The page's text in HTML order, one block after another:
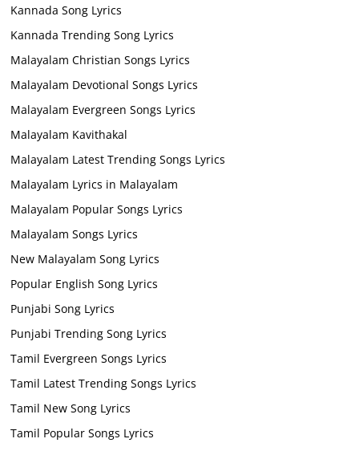
Kannada Song Lyrics
Kannada Trending Song Lyrics
Malayalam Christian Songs Lyrics
Malayalam Devotional Songs Lyrics
Malayalam Evergreen Songs Lyrics
Malayalam Kavithakal
Malayalam Latest Trending Songs Lyrics
Malayalam Lyrics in Malayalam
Malayalam Popular Songs Lyrics
Malayalam Songs Lyrics
New Malayalam Song Lyrics
Popular English Song Lyrics
Punjabi Song Lyrics
Punjabi Trending Song Lyrics
Tamil Evergreen Songs Lyrics
Tamil Latest Trending Songs Lyrics
Tamil New Song Lyrics
Tamil Popular Songs Lyrics